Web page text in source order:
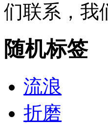
们联系，我
随机标签
流浪
折磨